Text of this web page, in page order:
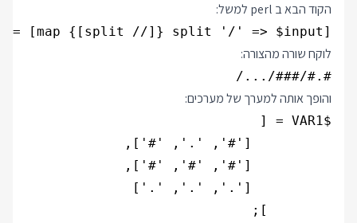
הקוד הבא ב perl למשל:
= [map {[split //]} split '/' => $input];
לוקח שורה מהצורה:
#.#/###/.../
והופך אותה למערך של מערכים:
        ];